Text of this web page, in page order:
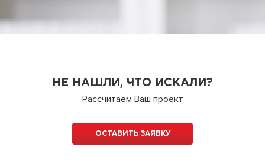
НЕ НАШЛИ, ЧТО ИСКАЛИ?
Рассчитаем Ваш проект
ОСТАВИТЬ ЗАЯВКУ